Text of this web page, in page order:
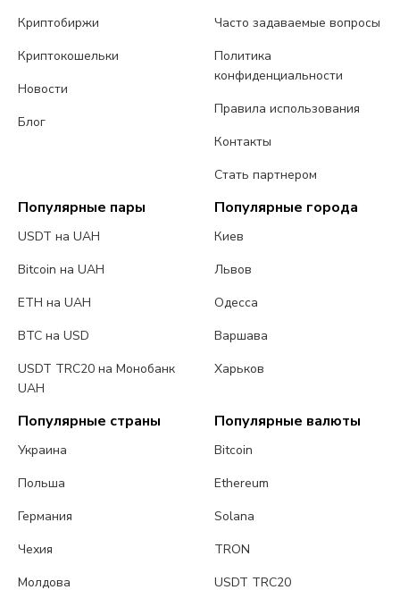
Криптобиржи
Криптокошельки
Новости
Блог
Часто задаваемые вопросы
Политика
конфиденциальности
Правила использования
Контакты
Стать партнером
Популярные пары
USDT на UAH
Bitcoin на UAH
ETH на UAH
BTC на USD
USDT TRC20 на Монобанк
UAH
Популярные города
Киев
Львов
Одесса
Варшава
Харьков
Популярные страны
Украина
Польша
Германия
Чехия
Молдова
Популярные валюты
Bitcoin
Ethereum
Solana
TRON
USDT TRC20